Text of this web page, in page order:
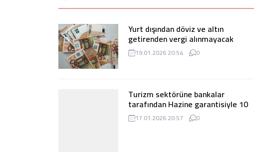
1 2 3 4 5 6 7 8 9 10
Trabzonspor, İstanbul
takımlarıyla
karşılaşacak
Arjantin futbolunda
devre arası bitiyor
Ekonomi
Yurt dışından döviz ve altın
getirenden vergi alınmayacak